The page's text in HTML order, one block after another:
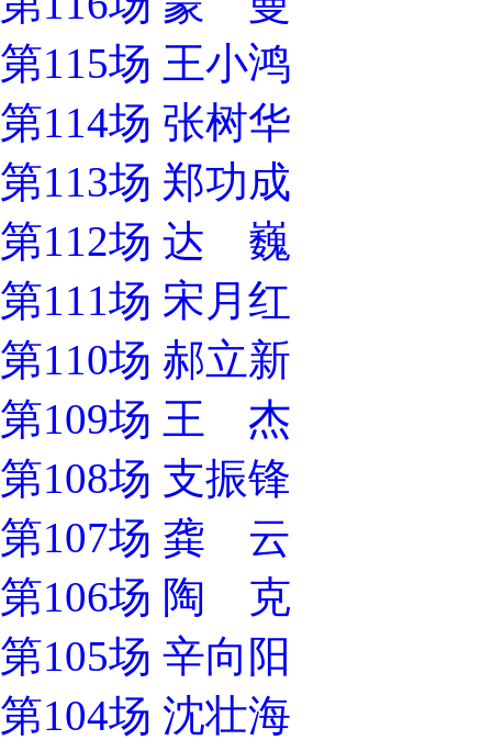
第115场 王小鸿
第114场 张树华
第113场 郑功成
第112场 达 巍
第111场 宋月红
第110场 郝立新
第109场 王 杰
第108场 支振锋
第107场 龚 云
第106场 陶 克
第105场 辛向阳
第104场 沈壮海